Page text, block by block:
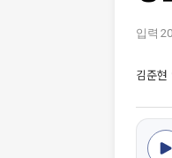
입력
김준현